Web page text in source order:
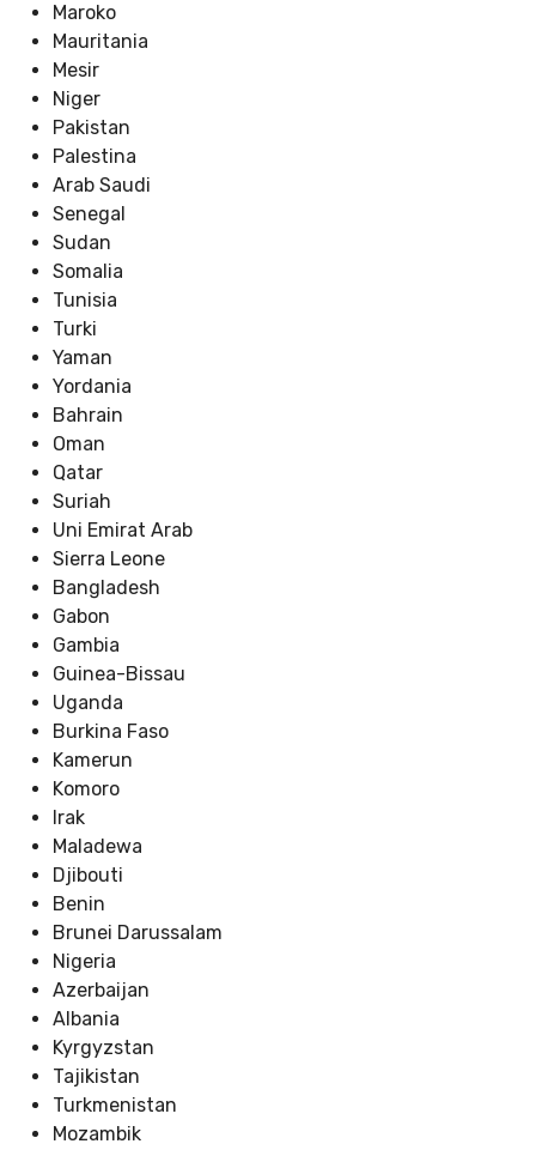
Maroko
Mauritania
Mesir
Niger
Pakistan
Palestina
Arab Saudi
Senegal
Sudan
Somalia
Tunisia
Turki
Yaman
Yordania
Bahrain
Oman
Qatar
Suriah
Uni Emirat Arab
Sierra Leone
Bangladesh
Gabon
Gambia
Guinea-Bissau
Uganda
Burkina Faso
Kamerun
Komoro
Irak
Maladewa
Djibouti
Benin
Brunei Darussalam
Nigeria
Azerbaijan
Albania
Kyrgyzstan
Tajikistan
Turkmenistan
Mozambik